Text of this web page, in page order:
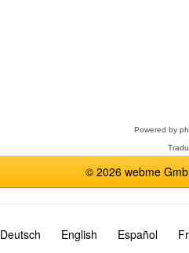
Powered by
© 2026 webme
Deutsch English Español